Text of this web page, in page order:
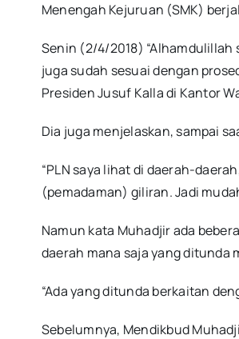
Menengah Kejuruan (SMK)
Senin (2/4/2018)
juga sudah sesuai dengan
Presiden Jusuf Kalla di Kantor
Dia juga menjelaskan, sampai
“PLN saya lihat di daerah-
(pemadaman) giliran. Jadi
Namun kata Muhadjir ada
daerah mana saja yang ditunda
“Ada yang ditunda berkaitan
Sebelumnya, Mendikbud